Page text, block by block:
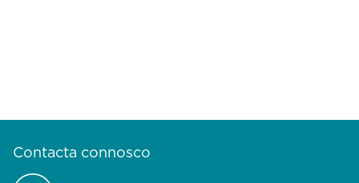
Contacta connosco